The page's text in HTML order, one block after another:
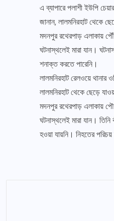
এ ব্যাপারে পলাশী ইউপি
জানান, লালমনিরহাট থেকে
মদনপুর রথেরপাড় এলাকায়
ঘটনাস্থলেই মারা যান।
শনাক্ত করতে পারেনি।
লালমনিরহাট রেলওয়ে থানার
লালমনিরহাট থেকে ছেড়ে
মদনপুর রথেরপাড় এলাকায়
ঘটনাস্থলেই মারা যান। তিনি
হওয়া যায়নি। নিহতের